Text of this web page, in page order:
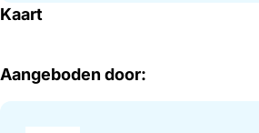
Kaart
Aangeboden door: